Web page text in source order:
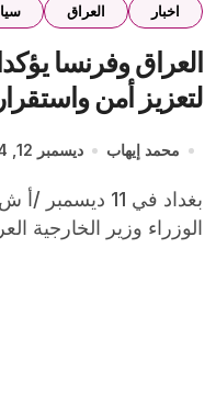
اخبار العراق
العراق وفرنسا
لتعزيز أمن
محمد إيهاب ديسمبر 12, 2024
بغداد في 11 ديسمبر /أ ش أ/ أكد نائب رئيس مجلس
الوزراء وزير الخارجية